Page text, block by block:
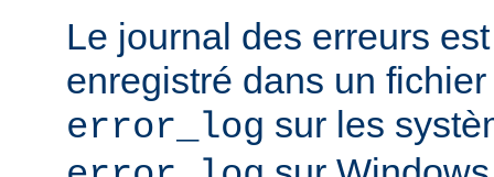
Le journal des erreurs
enregistré dans un
error_log sur les